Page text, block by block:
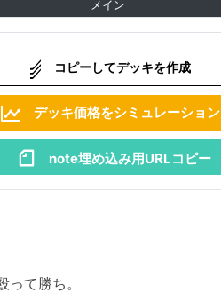
メイン
コピーしてデッキを作成
デッキ価格をシミュレーション
note埋め込み用URLコピー
て勝ち。